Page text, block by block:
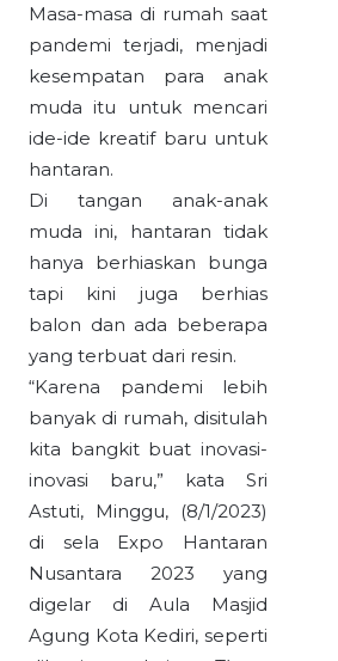
Masa-masa di rumah saat
pandemi terjadi, menjadi
kesempatan para anak
muda itu untuk mencari
ide-ide kreatif baru untuk
hantaran.
Di tangan anak-anak
muda ini, hantaran tidak
hanya berhiaskan bunga
tapi kini juga berhias
balon dan ada beberapa
yang terbuat dari resin.
“Karena pandemi lebih
banyak di rumah, disitulah
kita bangkit buat inovasi-
inovasi baru,” kata Sri
Astuti, Minggu, (8/1/2023)
di sela Expo Hantaran
Nusantara 2023 yang
digelar di Aula Masjid
Agung Kota Kediri, seperti